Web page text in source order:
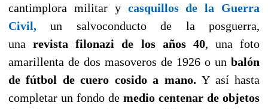
cantimplora militar ycasquillos de la Guerra
Civil,
un salvoconducto de la posguerra,
unarevista filonazi de los años 40, una foto
amarillenta de dos masoveros de 1926 o un balón
de fútbol de cuero cosido a mano.Y así hasta
completar un fondo de medio centenar de objetos